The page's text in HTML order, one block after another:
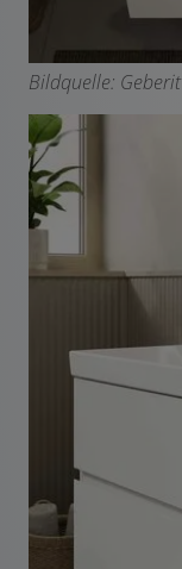
Bildquelle: Geberit